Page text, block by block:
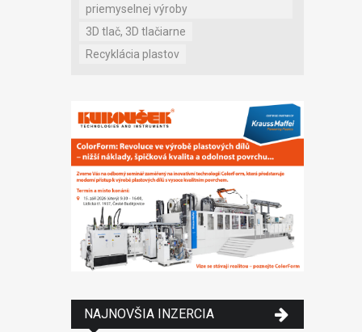
priemyselnej výroby
3D tlač, 3D tlačiarne
Recyklácia plastov
NAJNOVŠIA INZERCIA